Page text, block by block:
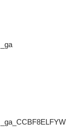
_ga
_ga_CCBF8ELFYW